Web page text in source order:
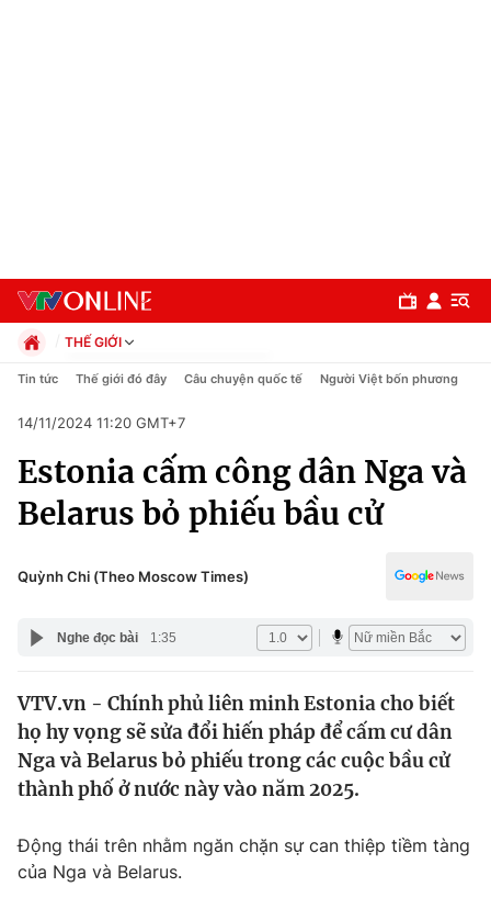
Chuyên mục
Chính trị
Pháp luật
Thế giới
Tin tức
Thế giới đó đây
Câu chuyện quốc tế
Tài chính
Dữ liệu và đời sống
THẾ GIỚI
Chính trị
Pháp luật
Kinh tế
Thể thao
Truyền hình
Y tế
Công nghệ
Tin tức Thế giới đó đây Câu chuyện quốc tế Người Việt bốn phương
14/11/2024 11:20 GMT+7
Estonia cấm công dân Nga và
Belarus bỏ phiếu bầu cử
Quỳnh Chi (Theo Moscow Times)
Nghe đọc bài 1:35
VTV.vn - Chính phủ liên minh Estonia cho biết
họ hy vọng sẽ sửa đổi hiến pháp để cấm cư dân
Nga và Belarus bỏ phiếu trong các cuộc bầu cử
thành phố ở nước này vào năm 2025.
Động thái trên nhằm ngăn chặn sự can thiệp tiềm tàng
của Nga và Belarus.